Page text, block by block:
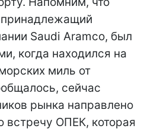
принадлежащий
Saudi Aramco, был
когда находился на
миль от
сейчас
рынка направлено
встречу ОПЕК, которая